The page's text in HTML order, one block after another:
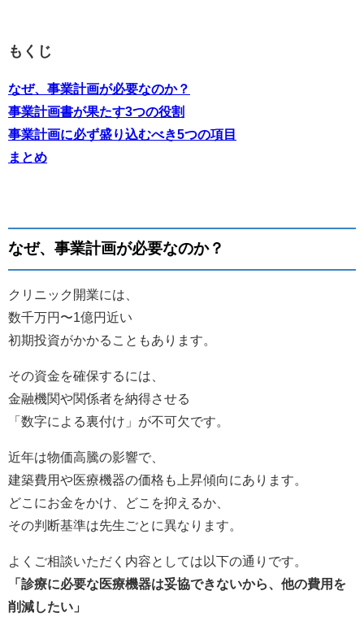
もくじ
なぜ、事業計画が必要なのか？
事業計画書が果たす3つの役割
事業計画に必ず盛り込むべき5つの項目
まとめ
なぜ、事業計画が必要なのか？
クリニック開業には、
数千万円〜1億円近い
初期投資がかかることもあります。
その資金を確保するには、
金融機関や関係者を納得させる
「数字による裏付け」が不可欠です。
近年は物価高騰の影響で、
建築費用や医療機器の価格も上昇傾向にあります。
どこにお金をかけ、どこを抑えるか、
その判断基準は先生ごとに異なります。
よくご相談いただく内容としては以下の通りです。
「診療に必要な医療機器は妥協できないから、他の費用を
削減したい」